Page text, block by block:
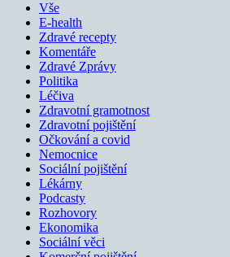
Vše
E-health
Zdravé recepty
Komentáře
Zdravé Zprávy
Politika
Léčiva
Zdravotní gramotnost
Zdravotní pojištění
Očkování a covid
Nemocnice
Sociální pojištění
Lékárny
Podcasty
Rozhovory
Ekonomika
Sociální věci